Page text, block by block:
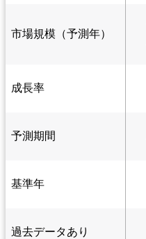
市場規模（予測年）
成長率
予測期間
基準年
過去データあり